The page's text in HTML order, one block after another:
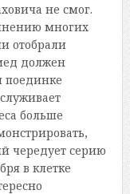
не смог.
многих
отобрали
должен
поединке
больше
чередует серию
в клетке